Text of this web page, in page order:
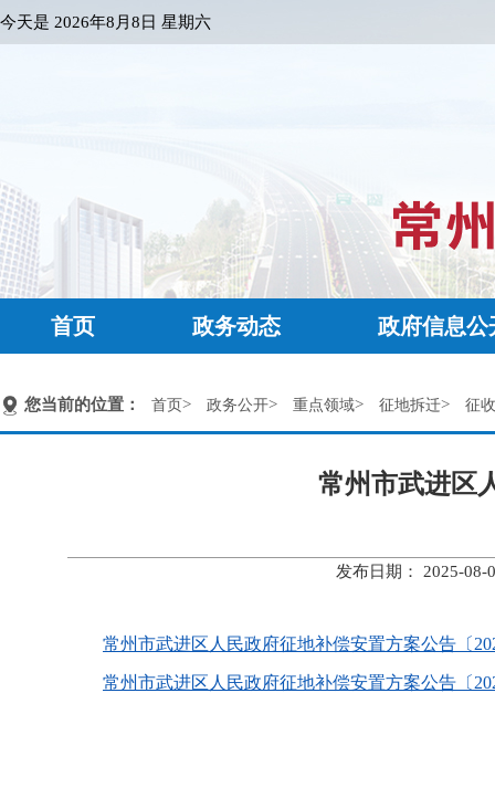
今天是 2026年8月8日 星期六
首页 政务动态 政府信息公
您当前的位置： 首页> 政务公开> 重点领域> 征地拆迁> 征
常州市武进区
发布日期： 2025-
常州市武进区人民政府征地补偿安置方案公告〔
常州市武进区人民政府征地补偿安置方案公告〔